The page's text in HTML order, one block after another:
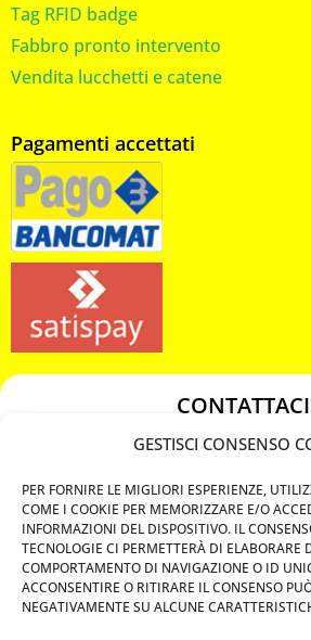
GESTISCI CONSENSO
PER FORNIRE LE MIGLIORI ESPERIENZE,
COME I COOKIE PER MEMORIZZARE E/O
INFORMAZIONI DEL DISPOSITIVO. IL
TECNOLOGIE CI PERMETTERÀ DI ELABORARE
COMPORTAMENTO DI NAVIGAZIONE O ID
ACCONSENTIRE O RITIRARE IL CONSENSO
NEGATIVAMENTE SU ALCUNE
Tag RFID badge
Fabbro pronto intervento
Vendita lucchetti e catene
Pagamenti accettati
CONTATTACI
349 3863811
chiavicodificate@gmail.com
Privacy Policy
Cookie Policy